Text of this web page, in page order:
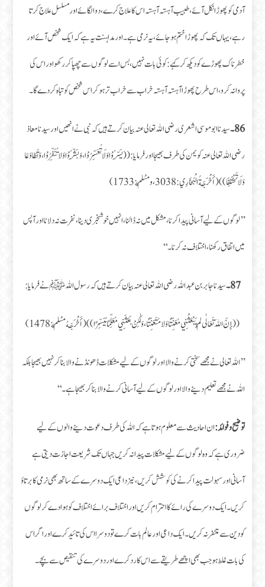
آدمی کو پھوڑا نکل آئے، طبیب آہستہ آہستہ اس کا علاج کرے، دوا لگائے اور مسلسل علاج کرتا
رہے، یہاں تک کہ پھوڑا ختم ہو جائے، یہ نرمی ہے۔ اور مداہنت یہ ہے کہ ایک شخص آئے اور
خطرناک پھوڑے کو دیکھ کر کہے:کوئی بات نہیں، بس اسے لوگوں سے چھپا کر رکھو اور اس کی
پروا نہ کرو، اس طرح پھوڑا آہستہ آہستہ خراب سے خراب تر ہو کر اس شخص کو تباہ کر دے گا۔
86۔ سیدنا ابو موسی اشعری رضی اللہ تعالی عنہ بیان کرتے ہیں کہ نبی نے انھیں اور سیدنا معاذ
رضی اللہ تعالی عنہ کو یمن کی طرف بھیجا اور فرمايا: ((يَسِّرُوْا وَلَا تُعَسِّرُوْا، وَبَشِّرُوْا وَلا تُنَفِّرُوْا، وَتَطَاوَعَا
وَلَا تَخْتَلِفَا)) (أَخْرَجَةُ الْبُخَارِي:3038، ومُسْلِمٌ:1733)
’’لوگوں کے لیے آسانی پیدا کرنا، مشکل میں نہ ڈالنا، انہیں خوشخبری دینا، نفرت نہ دلانا اور آپس
میں اتفاق رکھنا، اختلاف نہ کرنا۔ ‘‘
87۔ سیدنا جابر بن عبد اللہ رضی اللہ تعالی عنہ بیان کرتے ہیں کہ رسول اللہ ﷺ نے فرمایا:
((إِنَّ اللهَ تَعَالٰى لَمْ يَبْعَثْنِي مُعَنِّتًا وَلا مُتَعَنِّتًا، وَلٰكِنْ بَعَثَنِي مُعَلِّمًا مُيَسِّرًا)) (أَخْرَجَهُ مُسْلِمٌ:1478)
’’اللہ تعالی نے مجھے سختی کرنے والا اور لوگوں کے لیے مشکلات ڈھونڈ نے والا بنا کر نہیں بھیجا بلکہ
اللہ نے مجھے تعلیم دینے والا اور لوگوں کے لیے آسانی کرنے والا بنا کر بھیجا ہے۔‘‘
توضیح وفوائد:ان احادیث سے معلوم ہوتا ہے کہ اللہ کی طرف دعوت دینے والوں کے لیے
ضروری ہے کہ وہ لوگوں کے لیے مشکلات پیدا نہ کریں جہاں تک شریعت اجازت دیتی ہے
آسانی اور سہولت پیدا کرنے کی کوشش کریں، نیز داعی ایک دوسرے کے ساتھ بھی نرمی کا برتاؤ
کریں۔ ایک دوسرے کی رائے کا احترام کریں اور اختلاف برائے اختلاف کو ہوا دے کر لوگوں
کو دین سے متنفر نہ کریں۔ ایک داعی اور عالم بات کرے تو دوسرا اس کی تائید کرے اور اگر اس
کی بات غلط ہو جب بھی اچھے طریقے سے اس کا رد کرے اور دوسرے کی تنقیص سے بچے۔